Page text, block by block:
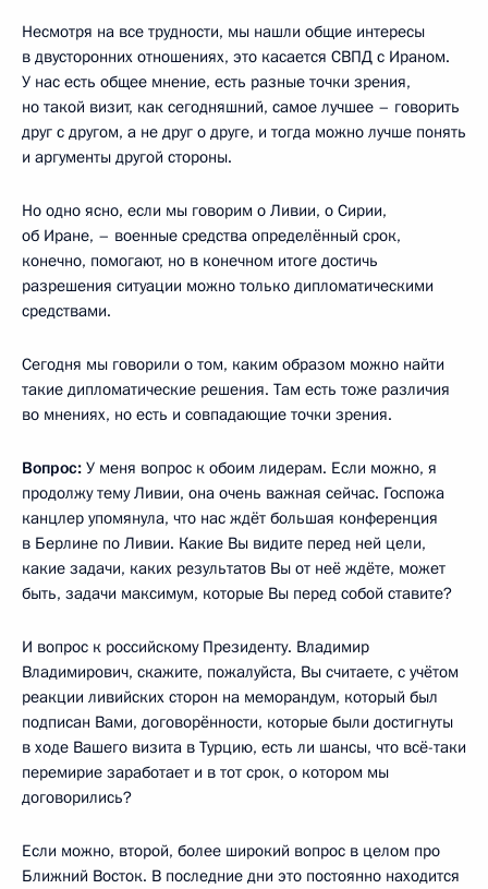
Несмотря на все трудности, мы нашли общие интересы
в двусторонних отношениях, это касается СВПД с Ираном.
У нас есть общее мнение, есть разные точки зрения,
но такой визит, как сегодняшний, самое лучшее – говорить
друг с другом, а не друг о друге, и тогда можно лучше понять
и аргументы другой стороны.
Но одно ясно, если мы говорим о Ливии, о Сирии,
об Иране, – военные средства определённый срок,
конечно, помогают, но в конечном итоге достичь
разрешения ситуации можно только дипломатическими
средствами.
Сегодня мы говорили о том, каким образом можно найти
такие дипломатические решения. Там есть тоже различия
во мнениях, но есть и совпадающие точки зрения.
Вопрос: У меня вопрос к обоим лидерам. Если можно, я
продолжу тему Ливии, она очень важная сейчас. Госпожа
канцлер упомянула, что нас ждёт большая конференция
в Берлине по Ливии. Какие Вы видите перед ней цели,
какие задачи, каких результатов Вы от неё ждёте, может
быть, задачи максимум, которые Вы перед собой ставите?
И вопрос к российскому Президенту. Владимир
Владимирович, скажите, пожалуйста, Вы считаете, с учётом
реакции ливийских сторон на меморандум, который был
подписан Вами, договорённости, которые были достигнуты
в ходе Вашего визита в Турцию, есть ли шансы, что всё-таки
перемирие заработает и в тот срок, о котором мы
договорились?
Если можно, второй, более широкий вопрос в целом про
Ближний Восток. В последние дни это постоянно находится